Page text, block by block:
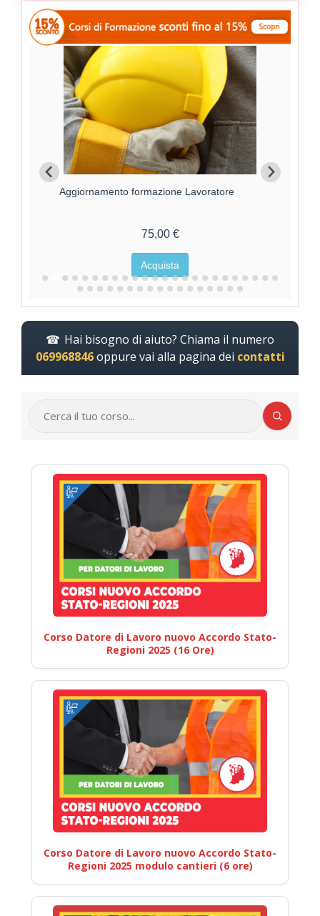
Aggiornamento formazione Lavoratore
75,00 €
Acquista
Hai bisogno di aiuto? Chiama il numero
069968846oppure vai alla pagina dei contatti
Corso Datore di Lavoro nuovo Accordo Stato-
Regioni 2025 (16 Ore)
Corso Datore di Lavoro nuovo Accordo Stato-
Regioni 2025 modulo cantieri (6 ore)